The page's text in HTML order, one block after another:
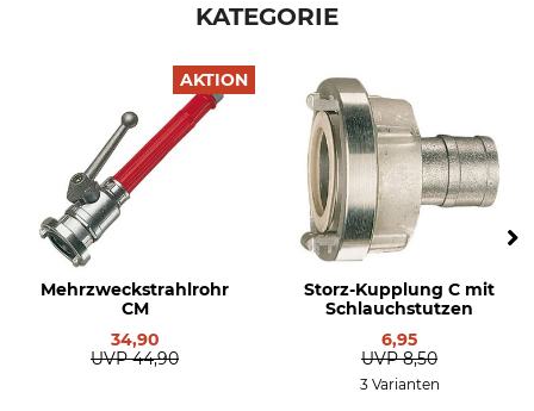
KATEGORIE
AKTION
Mehrzweckstrahlrohr
CM
34,90
UVP 44,90
Storz-Kupplung C mit
Schlauchstutzen
6,95
UVP 8,50
3 Varianten